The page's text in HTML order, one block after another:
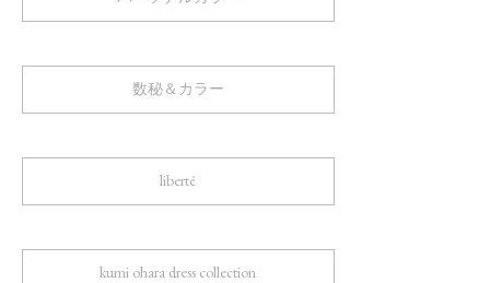
数秘＆カラー
liberté
kumi ohara dress collection